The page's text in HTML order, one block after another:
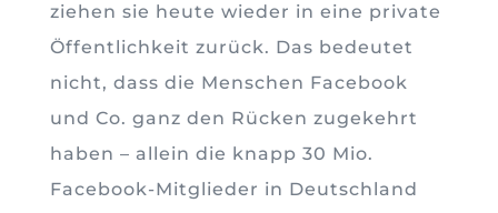
ziehen sie heute wieder in eine private
Öffentlichkeit zurück. Das bedeutet
nicht, dass die Menschen Facebook
und Co. ganz den Rücken zugekehrt
haben – allein die knapp 30 Mio.
Facebook-Mitglieder in Deutschland